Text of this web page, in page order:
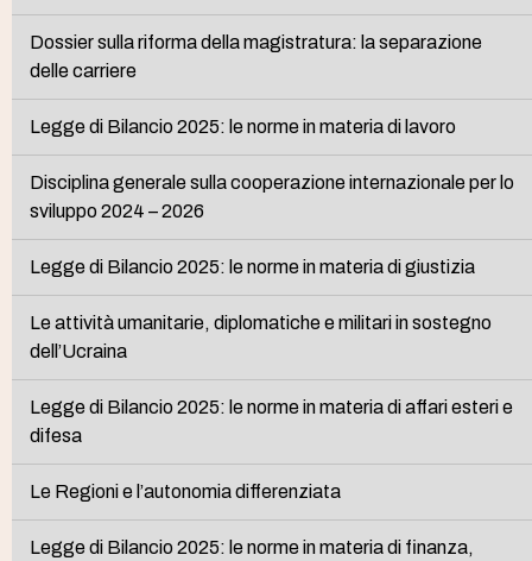
Dossier sulla riforma della magistratura: la separazione
delle carriere
Legge di Bilancio 2025: le norme in materia di lavoro
Disciplina generale sulla cooperazione internazionale per lo
sviluppo 2024 – 2026
Legge di Bilancio 2025: le norme in materia di giustizia
Le attività umanitarie, diplomatiche e militari in sostegno
dell’Ucraina
Legge di Bilancio 2025: le norme in materia di affari esteri e
difesa
Le Regioni e l’autonomia differenziata
Legge di Bilancio 2025: le norme in materia di finanza,